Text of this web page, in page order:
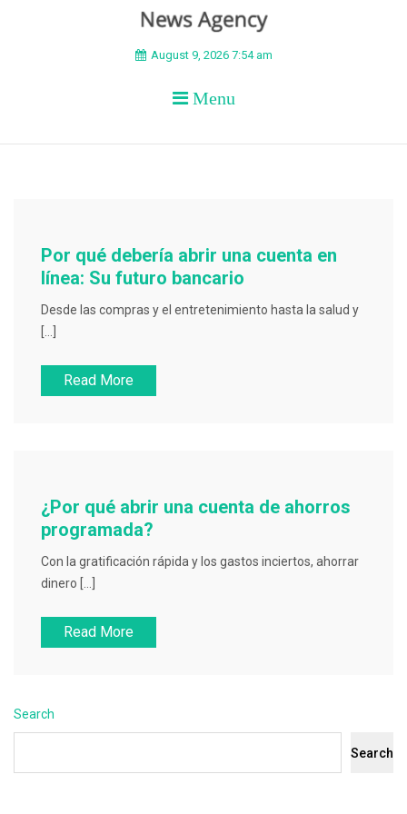
BEYOND APEX
August 9, 2026 7:54 am
Menu
Por qué debería abrir una cuenta en
línea: Su futuro bancario
Desde las compras y el entretenimiento hasta la salud y
Read More
¿Por qué abrir una cuenta de ahorros
programada?
Con la gratificación rápida y los gastos inciertos, ahorrar
dinero […]
Read More
Search
Search